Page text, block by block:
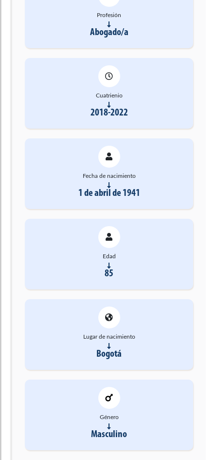
Profesión
Abogado/a
Cuatrienio
2018-2022
Fecha de nacimiento
1 de abril de 1941
Edad
85
Lugar de nacimiento
Bogotá
Género
Masculino